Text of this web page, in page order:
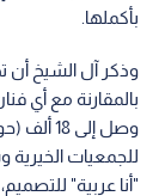
بأكملها.
وذكر آل الشيخ أن
بالمقارنة مع أي
للجمعيات
"أنا عربية"